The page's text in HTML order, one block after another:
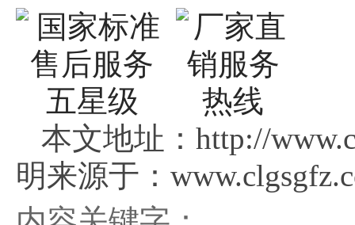
本文地址：http://
明来源于：